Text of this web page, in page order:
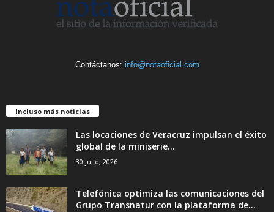
Contáctanos: info@notaoficial.com
Incluso más noticias
Las locaciones de Veracruz impulsan el éxito
global de la miniserie...
30 julio, 2026
Telefónica optimiza las comunicaciones del
Grupo Transnatur con la plataforma de...